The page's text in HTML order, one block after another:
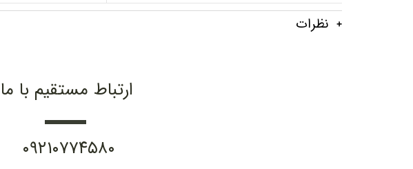
نظرات
ارتباط مستقیم با ما
۰۹۲۱۰۷۷۴۵۸۰